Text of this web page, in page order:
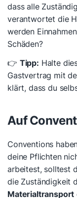
dass alle
verantwortet die
werden
Schäden?
👉 Tipp: Halte
Gastvertrag mit
klärt, dass du
Auf
Conventions
deine Pflichten
arbeitest, solltest
die Zuständigkeit
Materialtransport